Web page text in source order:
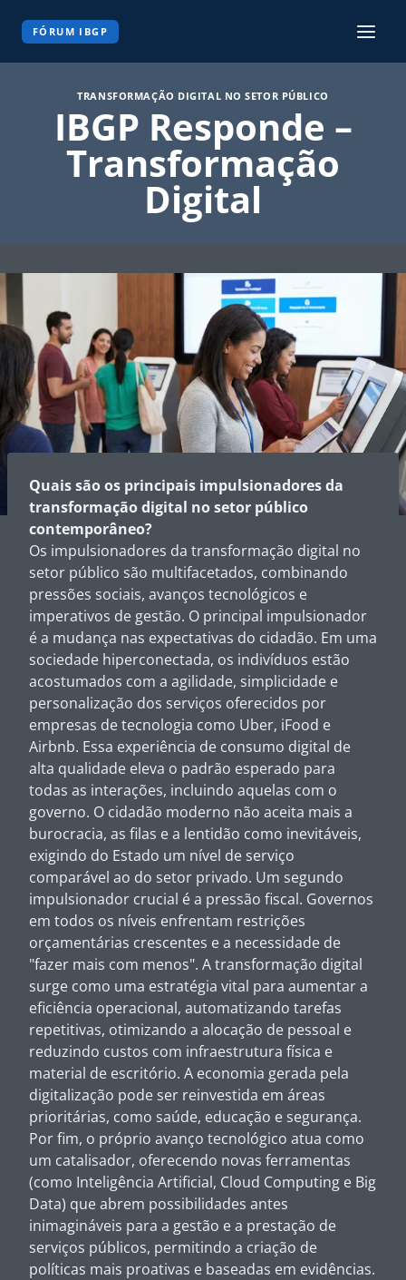
FÓRUM IBGP
TRANSFORMAÇÃO DIGITAL NO SETOR PÚBLICO
IBGP Responde –
Transformação
Digital
Quais são os principais impulsionadores da
transformação digital no setor público
contemporâneo?
Os impulsionadores da transformação digital no
setor público são multifacetados, combinando
pressões sociais, avanços tecnológicos e
imperativos de gestão. O principal impulsionador
é a mudança nas expectativas do cidadão. Em uma
sociedade hiperconectada, os indivíduos estão
acostumados com a agilidade, simplicidade e
personalização dos serviços oferecidos por
empresas de tecnologia como Uber, iFood e
Airbnb. Essa experiência de consumo digital de
alta qualidade eleva o padrão esperado para
todas as interações, incluindo aquelas com o
governo. O cidadão moderno não aceita mais a
burocracia, as filas e a lentidão como inevitáveis,
exigindo do Estado um nível de serviço
comparável ao do setor privado. Um segundo
impulsionador crucial é a pressão fiscal. Governos
em todos os níveis enfrentam restrições
orçamentárias crescentes e a necessidade de
"fazer mais com menos". A transformação digital
surge como uma estratégia vital para aumentar a
eficiência operacional, automatizando tarefas
repetitivas, otimizando a alocação de pessoal e
reduzindo custos com infraestrutura física e
material de escritório. A economia gerada pela
digitalização pode ser reinvestida em áreas
prioritárias, como saúde, educação e segurança.
Por fim, o próprio avanço tecnológico atua como
um catalisador, oferecendo novas ferramentas
(como Inteligência Artificial, Cloud Computing e Big
Data) que abrem possibilidades antes
inimagináveis para a gestão e a prestação de
serviços públicos, permitindo a criação de
políticas mais proativas e baseadas em evidências.